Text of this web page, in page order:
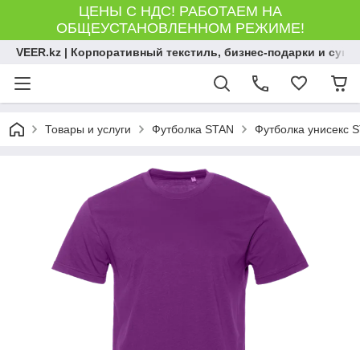
ЦЕНЫ С НДС! РАБОТАЕМ НА
ОБЩЕУСТАНОВЛЕННОМ РЕЖИМЕ!
VEER.kz | Корпоративный текстиль, бизнес-подарки и
Товары и услуги Футболка STAN Футболка унисекс